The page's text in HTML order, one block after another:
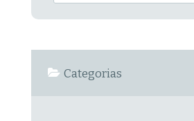
Categorias